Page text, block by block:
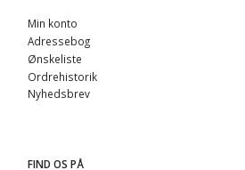
Min konto
Adressebog
Ønskeliste
Ordrehistorik
Nyhedsbrev
FIND OS PÅ